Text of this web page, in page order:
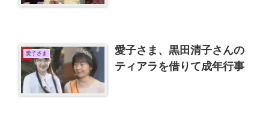
愛子さま
愛子さま、黒田清子さんの
ティアラを借りて成年行事